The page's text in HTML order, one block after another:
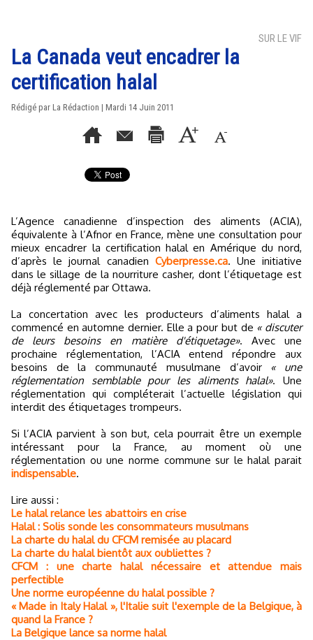
SUR LE VIF
La Canada veut encadrer la
certification halal
Rédigé par La Rédaction | Mardi 14 Juin 2011
L’Agence canadienne d’inspection des aliments (ACIA),
équivalente à l’Afnor en France, mène une consultation pour
mieux encadrer la certification halal en Amérique du nord,
d’après le journal canadien Cyberpresse.ca. Une initiative
dans le sillage de la nourriture casher, dont l’étiquetage est
déjà réglementé par Ottawa.
La concertation avec les producteurs d’aliments halal a
commencé en automne dernier. Elle a pour but de « discuter
de leurs besoins en matière d'étiquetage». Avec une
prochaine réglementation, l’ACIA entend répondre aux
besoins de la communauté musulmane d’avoir« une
réglementation semblable pour les aliments halal». Une
réglementation qui compléterait l’actuelle législation qui
interdit des étiquetages trompeurs.
Si l’ACIA parvient à son but, cela pourrait être un exemple
intéressant pour la France, au moment où une
réglementation ou une norme commune sur le halal parait
indispensable.
Lire aussi :
Le halal relance les abattoirs en crise
Halal : Solis sonde les consommateurs musulmans
La charte du halal du CFCM remisée au placard
La charte du halal bientôt aux oubliettes ?
CFCM : une charte halal nécessaire et attendue mais
perfectible
Une norme européenne du halal possible ?
« Made in Italy Halal », l'Italie suit l'exemple de la Belgique, à
quand la France ?
La Belgique lance sa norme halal